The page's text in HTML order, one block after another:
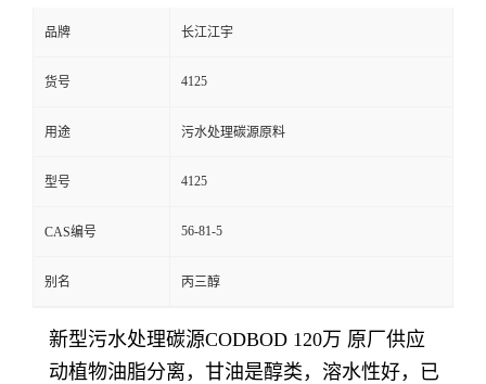
品牌 长江江宇
货号 4125
用途 污水处理碳源原料
型号 4125
CAS编号 56-81-5
别名 丙三醇
新型污水处理碳源CODBOD 120万 原厂供应
动植物油脂分离，甘油是醇类，溶水性好，已